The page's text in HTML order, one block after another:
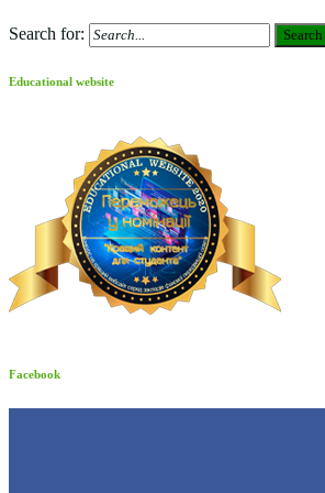
Search for: Search
Educational website
Facebook